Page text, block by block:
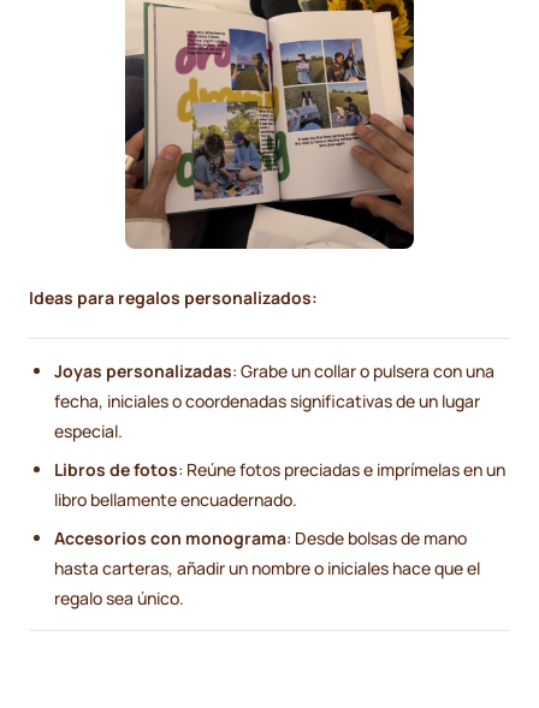
Ideas para regalos personalizados:
Joyas personalizadas: Grabe un collar o pulsera con una
fecha, iniciales o coordenadas significativas de un lugar
especial.
Libros de fotos: Reúne fotos preciadas e imprímelas en un
libro bellamente encuadernado.
Accesorios con monograma: Desde bolsas de mano
hasta carteras, añadir un nombre o iniciales hace que el
regalo sea único.